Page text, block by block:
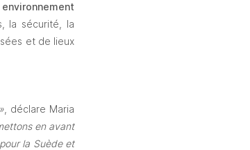
la sécurité, la
et de lieux
, déclare Maria
en avant
la Suède et